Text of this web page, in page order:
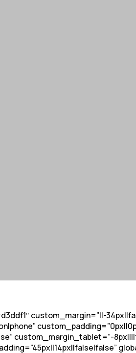
custom_margin=”||-
custom_margin_tablet=”-